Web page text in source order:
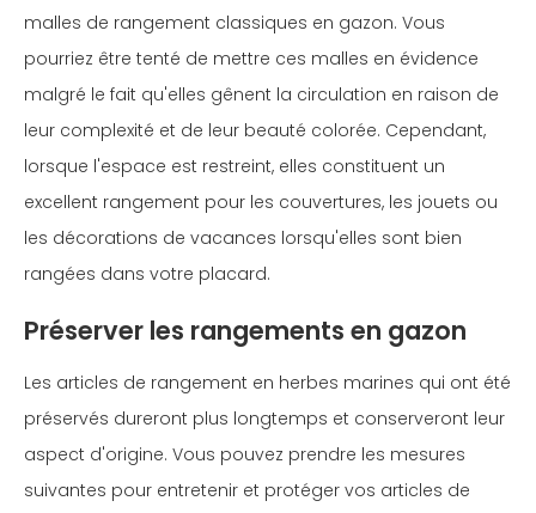
malles de rangement classiques en gazon. Vous
pourriez être tenté de mettre ces malles en évidence
malgré le fait qu'elles gênent la circulation en raison de
leur complexité et de leur beauté colorée. Cependant,
lorsque l'espace est restreint, elles constituent un
excellent rangement pour les couvertures, les jouets ou
les décorations de vacances lorsqu'elles sont bien
rangées dans votre placard.
Préserver les rangements en gazon
Les articles de rangement en herbes marines qui ont été
préservés dureront plus longtemps et conserveront leur
aspect d'origine. Vous pouvez prendre les mesures
suivantes pour entretenir et protéger vos articles de